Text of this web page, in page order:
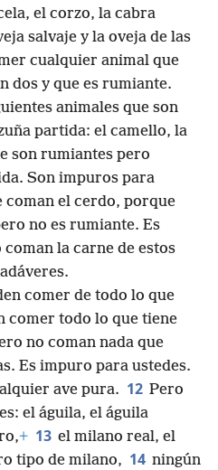
el corzo, la cabra
salvaje y la oveja de las
cualquier animal que
dos y que es rumiante.
animales que son
partida: el camello, la
son rumiantes pero
Son impuros para
coman el cerdo, porque
no es rumiante. Es
la carne de estos
comer de todo lo que
comer todo lo que tiene
no coman nada que
Es impuro para ustedes.
ave pura. 12 Pero
el águila, el águila
+ 13 el milano real, el
tipo de milano, 14 ningún